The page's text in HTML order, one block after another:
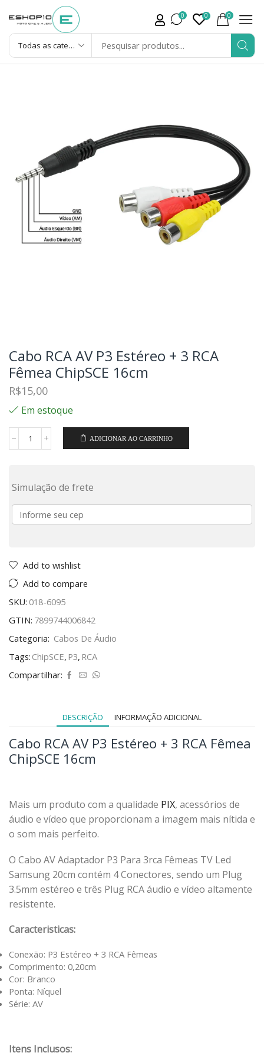
0 0 0
Cabo RCA AV P3 Estéreo + 3 RCA
Fêmea ChipSCE 16cm
R$15,00
Em estoque
ADICIONAR AO CARRINHO
Simulação de frete
Add to wishlist
Add to compare
SKU: 018-6095
GTIN: 7899744006842
Categoria: Cabos De Áudio
Tags: ChipSCE, P3, RCA
Compartilhar:
DESCRIÇÃO INFORMAÇÃO ADICIONAL
Cabo RCA AV P3 Estéreo + 3 RCA Fêmea
ChipSCE 16cm
Mais um produto com a qualidade PIX, acessórios de
áudio e vídeo que proporcionam a imagem mais nítida e
o som mais perfeito.
O Cabo AV Adaptador P3 Para 3rca Fêmeas TV Led
Samsung 20cm contém 4 Conectores, sendo um Plug
3.5mm estéreo e três Plug RCA áudio e vídeo altamente
resistente.
Caracteristicas:
Conexão: P3 Estéreo + 3 RCA Fêmeas
Comprimento: 0,20cm
Cor: Branco
Ponta: Níquel
Série: AV
Itens Inclusos: